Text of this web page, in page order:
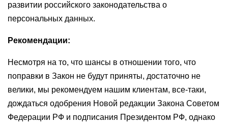
развитии российского законодательства о
персональных данных.
Рекомендации:
Несмотря на то, что шансы в отношении того, что
поправки в Закон не будут приняты, достаточно не
велики, мы рекомендуем нашим клиентам, все-таки,
дождаться одобрения Новой редакции Закона Советом
Федерации РФ и подписания Президентом РФ, однако